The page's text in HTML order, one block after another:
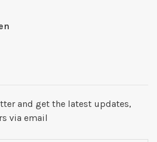
and get the latest updates,
via email